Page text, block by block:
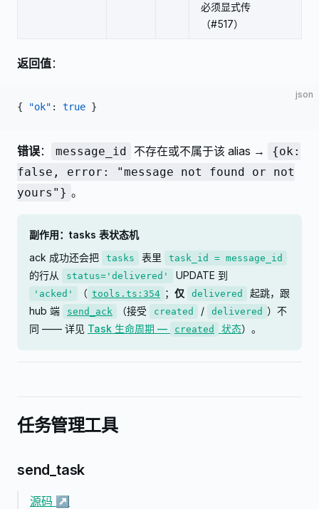
必须显式传
（#517）
返回值：
json
{ "ok" : true }
错误： message_id 不存在或不属于该 alias →
{ok:
false, error: "message not found or not
yours"} 。
副作用：tasks 表状态机
ack 成功还会把
tasks 表里 task_id = message_id
的行从 status='delivered' UPDATE 到
'acked' （ tools.ts:354 ； 仅 delivered
起跳，跟
hub 端
send_ack （接受 created / delivered ）不
同 —— 详见 Task 生命周期 — created 状态）。
任务管理工具
send_task
源码 ↗